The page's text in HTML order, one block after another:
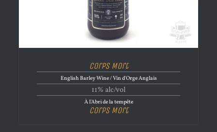
Corps Mort
English Barley Wine / Vin d'Orge Anglais
11% alc/vol
À l'Abri de la tempête
Corps Mort